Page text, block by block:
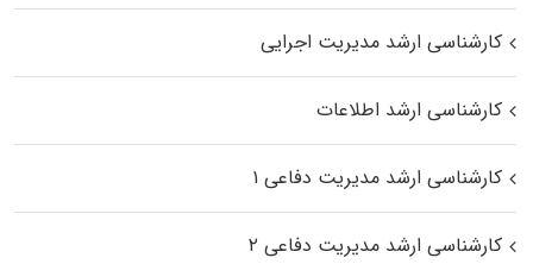
کارشناسی ارشد مدیریت اجرایی
کارشناسی ارشد اطلاعات
کارشناسی ارشد مدیریت دفاعی ۱
کارشناسی ارشد مدیریت دفاعی ۲